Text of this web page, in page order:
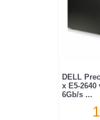
DELL
x E5-2640
6Gb/s ...